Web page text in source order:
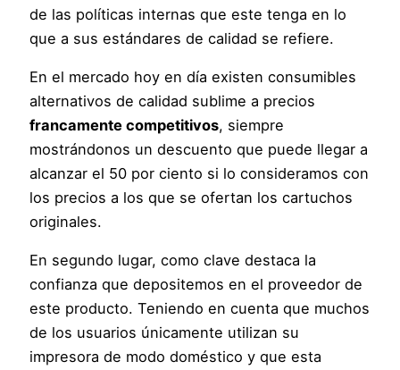
de las políticas internas que este tenga en lo
que a sus estándares de calidad se refiere.
En el mercado hoy en día existen consumibles
alternativos de calidad sublime a precios
francamente competitivos, siempre
mostrándonos un descuento que puede llegar a
alcanzar el 50 por ciento si lo consideramos con
los precios a los que se ofertan los cartuchos
originales.
En segundo lugar, como clave destaca la
confianza que depositemos en el proveedor de
este producto. Teniendo en cuenta que muchos
de los usuarios únicamente utilizan su
impresora de modo doméstico y que esta